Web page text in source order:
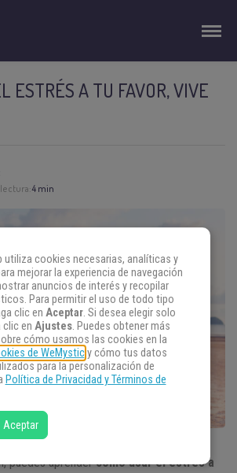
ESTRÉS A TU FAVOR, VIVE
4 min
puedes aprendercómo usar el estrés a
utiliza cookies necesarias, analíticas y
mejorar la experiencia de navegación
anuncios de interés y recopilar
Para permitir el uso de todo tipo
clic en Aceptar. Si desea elegir solo
clic en Ajustes. Puedes obtener más
cómo usamos las cookies en la
de WeMysticy cómo tus datos
para la personalización de
Política de Privacidad y Términos de
Aceptar